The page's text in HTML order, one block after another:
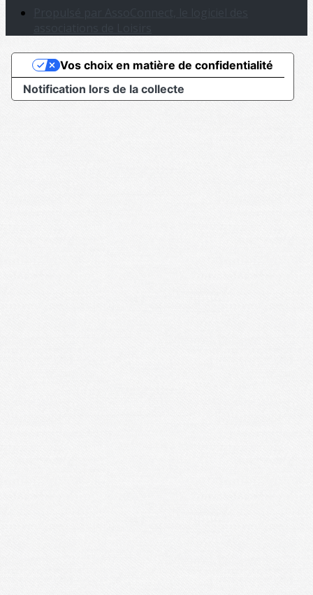
Notification lors de la collecte
Vos choix en matière de confidentialité